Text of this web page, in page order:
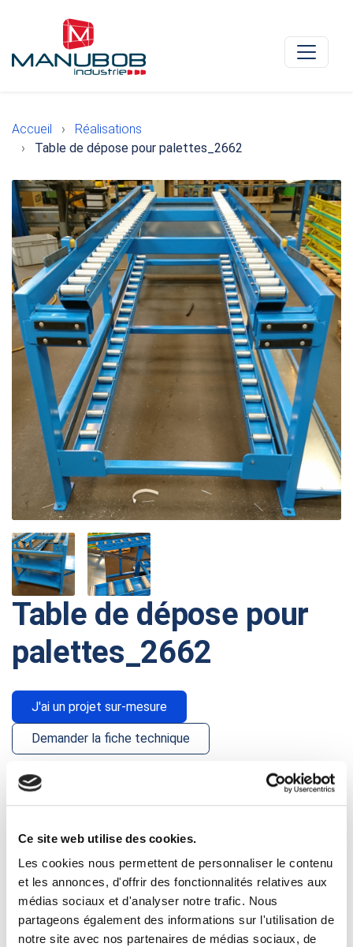
Ce site web utilise des cookies.
Les cookies nous permettent de personnaliser le contenu
et les annonces, d'offrir des fonctionnalités relatives aux
médias sociaux et d'analyser notre trafic. Nous
partageons également des informations sur l'utilisation de
notre site avec nos partenaires de médias sociaux, de
Accueil
Réalisations
Table de dépose pour palettes_2662
Table de dépose pour
palettes_2662
J'ai un projet sur-mesure
Demander la fiche technique
Produits transportés
convoyeurs d’arrivée et de départ de cartons.
Caractéristiques techniques :
Longueur 4000 mm
Largeur 1150 mm
Hauteur 1100 mm